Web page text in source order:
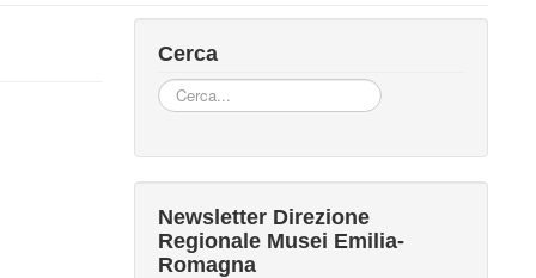
Cerca
Cerca...
Newsletter Direzione
Regionale Musei Emilia-
Romagna
Iscriviti alla nostra newsletter
Ricevi HTML?